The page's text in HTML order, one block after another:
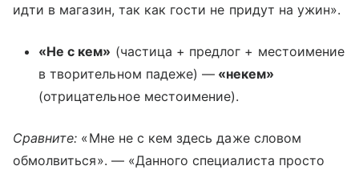
идти в магазин, так как гости не придут на ужин».
«Не с кем» (частица + предлог + местоимение
в творительном падеже) — «некем»
(отрицательное местоимение).
Сравните: «Мне не с кем здесь даже словом
обмолвиться». — «Данного специалиста просто